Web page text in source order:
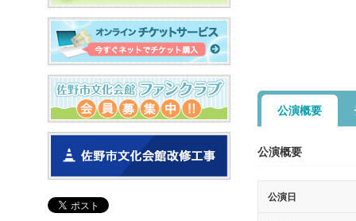
公演概要
公演概要
公演日